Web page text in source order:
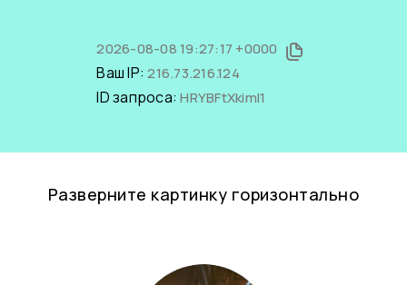
2026-08-08 19:27:17 +0000
Ваш IP:216.73.216.124
ID запроса:HRYBFtXkimI1
Разверните картинку горизонтально